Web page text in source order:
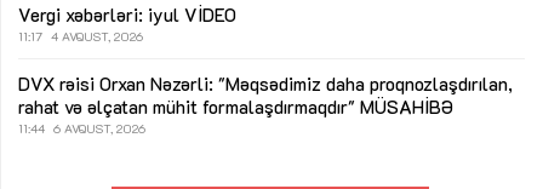
Vergi xəbərləri: iyul VİDEO
11:17 4 AVQUST, 2026
DVX rəisi Orxan Nəzərli: "Məqsədimiz daha proqnozlaşdırılan,
rahat və əlçatan mühit formalaşdırmaqdır" MÜSAHİBƏ
11:44 6 AVQUST, 2026